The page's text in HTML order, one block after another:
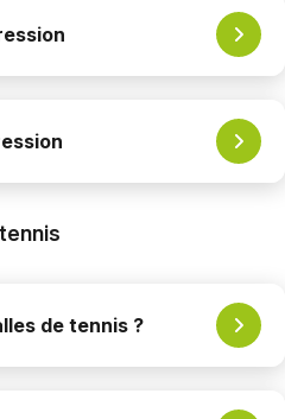
de tennis ?